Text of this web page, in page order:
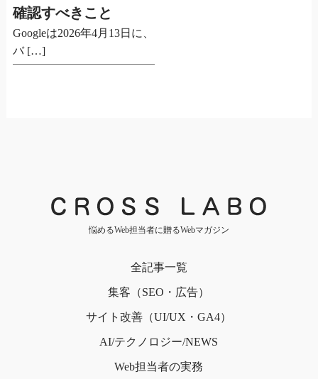
確認すべきこと
Googleは2026年4月13日に、
バ […]
悩めるWeb担当者に贈るWebマガジン
全記事一覧
集客（SEO・広告）
サイト改善（UI/UX・GA4）
AI/テクノロジー/NEWS
Web担当者の実務